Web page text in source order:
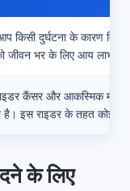
किसी दुर्घटना के कारण
जीवन भर के लिए आय लाभ
कैंसर और आकस्मिक मृत्यु
है। इस राइडर के तहत कोई
के लिए